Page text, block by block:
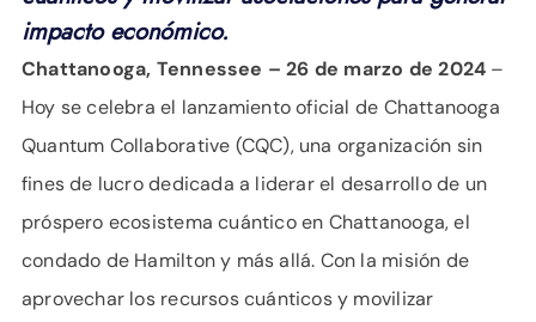
impacto económico.
Chattanooga, Tennessee – 26 de marzo de 2024 –
Hoy se celebra el lanzamiento oficial de Chattanooga
Quantum Collaborative (CQC), una organización sin
fines de lucro dedicada a liderar el desarrollo de un
próspero ecosistema cuántico en Chattanooga, el
condado de Hamilton y más allá. Con la misión de
aprovechar los recursos cuánticos y movilizar